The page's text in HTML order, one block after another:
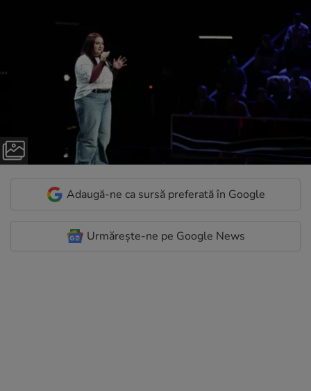
Adaugă-ne ca sursă preferată în Google
Urmărește-ne pe Google News